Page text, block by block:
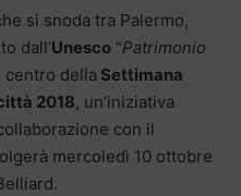
si snoda tra Palermo,
dall’Unesco “Patrimonio
centro della Settimana
2018, un’iniziativa
con il
mercoledì 10 ottobre